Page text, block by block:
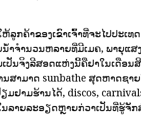
ກຄ້າຂອງເຂົາເຈົ້າທີ່ຈະໄປປະເທ
ນ້ໍາຈໍານວນຫລາຍທີ່ມີເມຄ, ພາຍຸແ
ປັນຈິງລີສອດແຫ່ງນີ້ຄືຢາໃນເດືອນ
ນສາມາດ sunbathe ສຸດຫາດຊ
ມຢາມຮ້ານໄດ້, discos,
ລາຍລະອຽດຫຼາຍກ່ວາເປັນທີ່ຮູ້ຈັ